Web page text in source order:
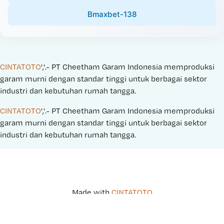
Bmaxbet-138
CINTATOTO','.- PT Cheetham Garam Indonesia memproduksi
garam murni dengan standar tinggi untuk berbagai sektor
industri dan kebutuhan rumah tangga.
CINTATOTO','.- PT Cheetham Garam Indonesia memproduksi
garam murni dengan standar tinggi untuk berbagai sektor
industri dan kebutuhan rumah tangga.
Made with CINTATOTO